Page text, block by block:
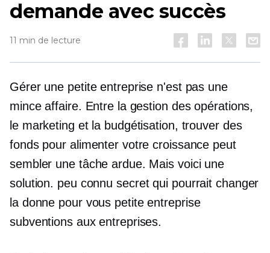
demande avec succès
11 min de lecture
Gérer une petite entreprise n'est pas une
mince affaire. Entre la gestion des opérations,
le marketing et la budgétisation, trouver des
fonds pour alimenter votre croissance peut
sembler une tâche ardue. Mais voici une
solution. peu connu secret qui pourrait changer
la donne pour vous petite entreprise
subventions aux entreprises.